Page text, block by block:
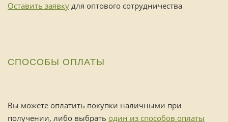
Оставить заявку для оптового сотрудничества
СПОСОБЫ ОПЛАТЫ
Вы можете оплатить покупки наличными при
получении, либо выбрать один из способов оплаты